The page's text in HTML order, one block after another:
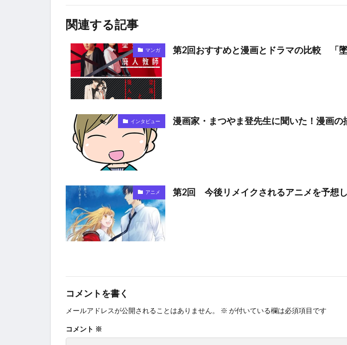
関連する記事
マンガ 第2回おすすめと漫画とドラマの比較 「墜
インタビュー 漫画家・まつやま登先生に聞いた！漫画の
アニメ 第2回 今後リメイクされるアニメを予想し
コメントを書く
メールアドレスが公開されることはありません。 ※ が付いている欄は必須項目です
コメント ※